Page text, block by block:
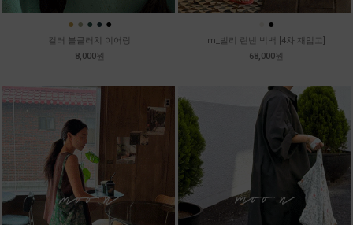
● ● ● ● ●
컬러 볼클러치 이어링
8,000원
●
m_빌리 린넨 빅백 [4차 재입고]
68,000원